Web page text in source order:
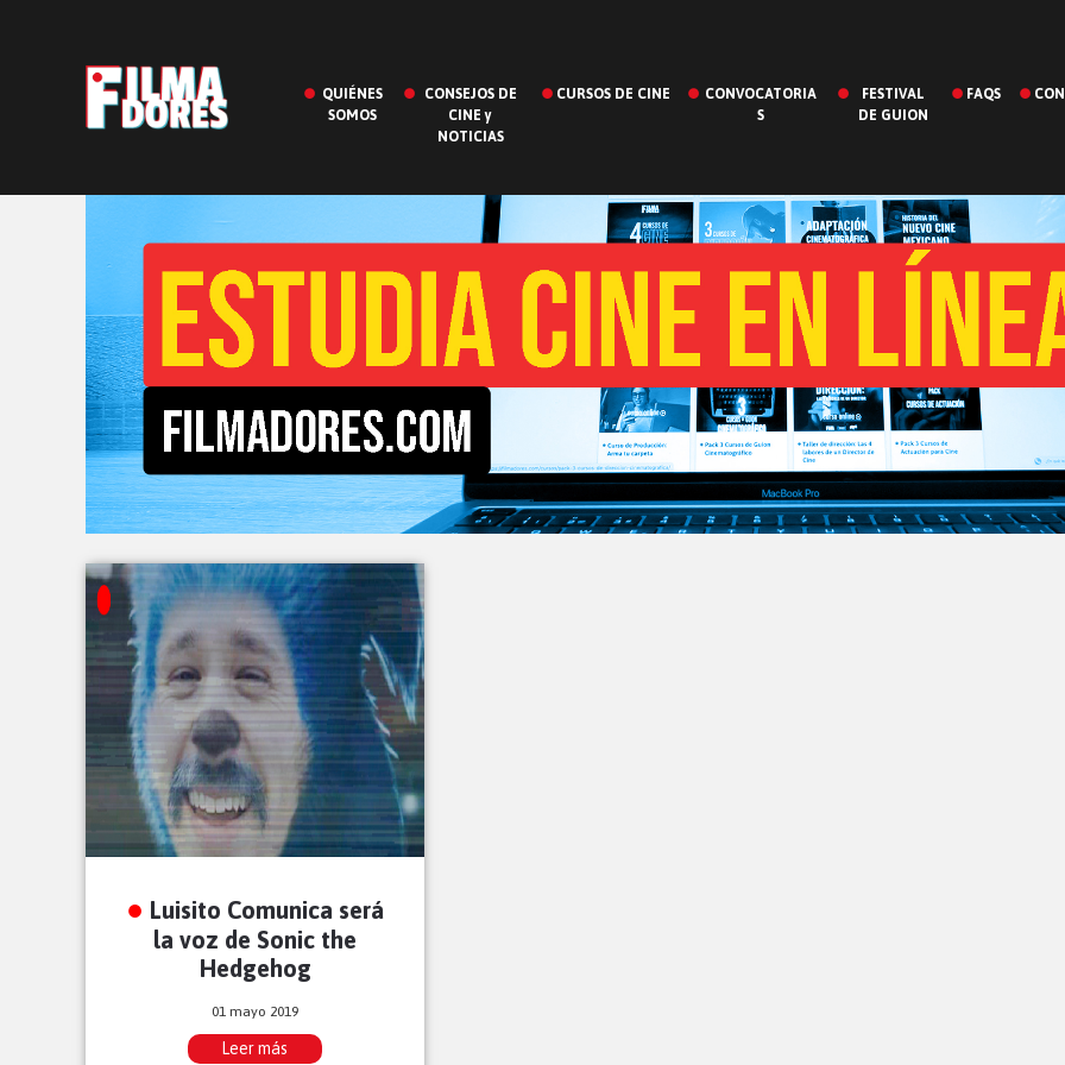
QUIÉNES
SOMOS
CONSEJOS DE
CINE y
NOTICIAS
CURSOS DE CINE
CONVOCATORIA
S
FESTIVAL
DE GUION
FAQS
Luisito Comunica será
la voz de Sonic the
Hedgehog
01 mayo 2019
Leer más